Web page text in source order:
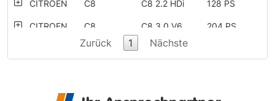
CITROEN C8 C8 2.2 HDi 128 PS
CITROEN C8 C8 3.0 V6 204 PS
807 807 140
PEUGEOT
Zurück 1 Nächste